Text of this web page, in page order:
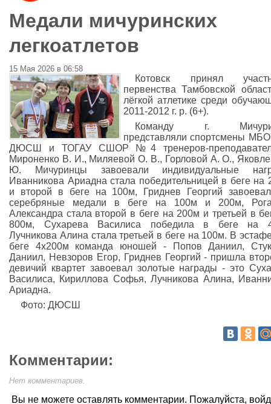
Медали мичуринских
легкоатлетов
15 Мая 2026 в 06:58
Котовск принял
первенства Тамбовской
лёгкой атлетике среди
2011-2012 г. р. (6+).
Команду г.
представляли спортсмены
ДЮСШ и ТОГАУ СШОР №4 тренеров-
Мироненко В. И., Миляевой О. В., Горловой А. О.,
Ю. Мичуринцы завоевали индивидуальные
Иванникова Ариадна стала победительницей в беге на
и второй в беге на 100м, Гриднев Георгий
серебряные медали в беге на 100м и 200м,
Александра стала второй в беге на 200м и третьей в
800м, Сухарева Василиса победила в беге на
Лучникова Алина стала третьей в беге на 100м. В
беге 4х200м команда юношей - Попов Даниил,
Даниил, Невзоров Егор, Гриднев Георгий - пришла
девичий квартет завоевал золотые награды - это
Василиса, Кириллова Софья, Лучникова Алина,
Ариадна.
Фото: ДЮСШ
Комментарии:
Нет комментариев.
Вы не можете оставлять комментарии. Пожалуйста,